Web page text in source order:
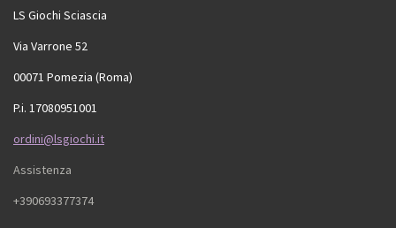
LS Giochi Sciascia
Via Varrone 52
00071 Pomezia (Roma)
P.i. 17080951001
ordini@lsgiochi.it
Assistenza
+390693377374